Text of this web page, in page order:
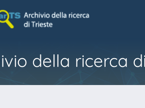
della ricerca